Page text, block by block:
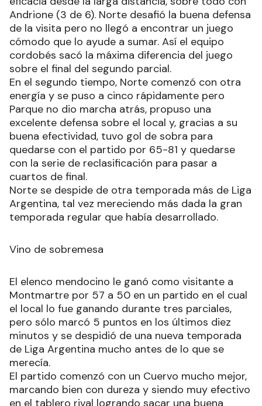
Andrione (3 de 6). Norte desafió la buena defensa
de la visita pero no llegó a encontrar un juego
cómodo que lo ayude a sumar. Así el equipo
cordobés sacó la máxima diferencia del juego
sobre el final del segundo parcial.
En el segundo tiempo, Norte comenzó con otra
energía y se puso a cinco rápidamente pero
Parque no dio marcha atrás, propuso una
excelente defensa sobre el local y, gracias a su
buena efectividad, tuvo gol de sobra para
quedarse con el partido por 65-81 y quedarse
con la serie de reclasificación para pasar a
cuartos de final.
Norte se despide de otra temporada más de Liga
Argentina, tal vez mereciendo más dada la gran
temporada regular que había desarrollado.
Vino de sobremesa
El elenco mendocino le ganó como visitante a
Montmartre por 57 a 50 en un partido en el cual
el local lo fue ganando durante tres parciales,
pero sólo marcó 5 puntos en los últimos diez
minutos y se despidió de una nueva temporada
de Liga Argentina mucho antes de lo que se
merecía.
El partido comenzó con un Cuervo mucho mejor,
marcando bien con dureza y siendo muy efectivo
en el tablero rival logrando sacar una buena